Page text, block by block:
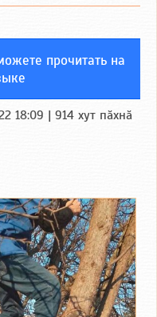
прочитать на
18:09 | 914 хут пӑхнӑ